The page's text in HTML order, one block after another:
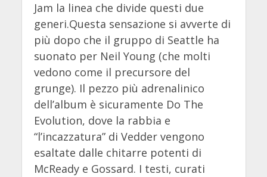
Jam la linea che divide questi due
generi.Questa sensazione si avverte di
più dopo che il gruppo di Seattle ha
suonato per Neil Young (che molti
vedono come il precursore del
grunge). Il pezzo più adrenalinico
dell’album è sicuramente Do The
Evolution, dove la rabbia e
“l’incazzatura” di Vedder vengono
esaltate dalle chitarre potenti di
McReady e Gossard. I testi, curati